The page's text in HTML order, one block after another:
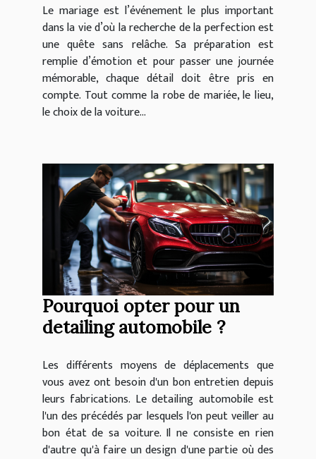
Le mariage est l’événement le plus important
dans la vie d’où la recherche de la perfection est
une quête sans relâche. Sa préparation est
remplie d’émotion et pour passer une journée
mémorable, chaque détail doit être pris en
compte. Tout comme la robe de mariée, le lieu,
le choix de la voiture...
Pourquoi opter pour un
detailing automobile ?
Les différents moyens de déplacements que
vous avez ont besoin d'un bon entretien depuis
leurs fabrications. Le detailing automobile est
l'un des précédés par lesquels l'on peut veiller au
bon état de sa voiture. Il ne consiste en rien
d'autre qu'à faire un design d'une partie où des